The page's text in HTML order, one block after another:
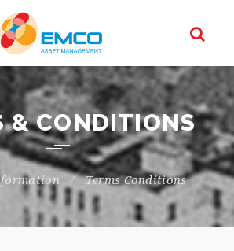
& CONDITIONS
Terms Conditions